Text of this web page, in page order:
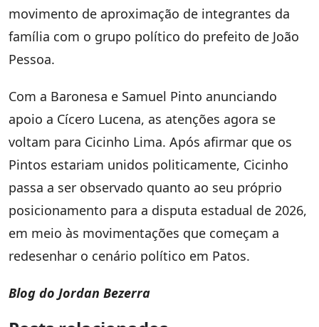
movimento de aproximação de integrantes da
família com o grupo político do prefeito de João
Pessoa.
Com a Baronesa e Samuel Pinto anunciando
apoio a Cícero Lucena, as atenções agora se
voltam para Cicinho Lima. Após afirmar que os
Pintos estariam unidos politicamente, Cicinho
passa a ser observado quanto ao seu próprio
posicionamento para a disputa estadual de 2026,
em meio às movimentações que começam a
redesenhar o cenário político em Patos.
Blog do Jordan Bezerra